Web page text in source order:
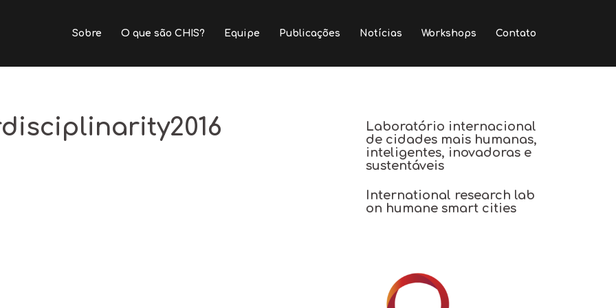
Sobre O que são CHIS? Equipe Publicações Notícias Workshops Contato
Laboratório internacional
de cidades mais humanas,
inteligentes, inovadoras e
sustentáveis
International research lab
on humane smart cities